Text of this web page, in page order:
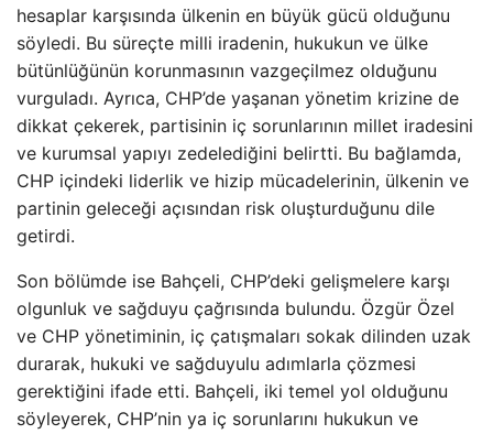
hesaplar karşısında ülkenin en büyük gücü olduğunu
söyledi. Bu süreçte milli iradenin, hukukun ve ülke
bütünlüğünün korunmasının vazgeçilmez olduğunu
vurguladı. Ayrıca, CHP’de yaşanan yönetim krizine de
dikkat çekerek, partisinin iç sorunlarının millet iradesini
ve kurumsal yapıyı zedelediğini belirtti. Bu bağlamda,
CHP içindeki liderlik ve hizip mücadelerinin, ülkenin ve
partinin geleceği açısından risk oluşturduğunu dile
getirdi.
Son bölümde ise Bahçeli, CHP’deki gelişmelere karşı
olgunluk ve sağduyu çağrısında bulundu. Özgür Özel
ve CHP yönetiminin, iç çatışmaları sokak dilinden uzak
durarak, hukuki ve sağduyulu adımlarla çözmesi
gerektiğini ifade etti. Bahçeli, iki temel yol olduğunu
söyleyerek, CHP’nin ya iç sorunlarını hukukun ve